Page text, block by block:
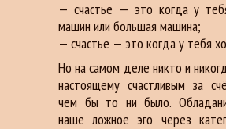
— счастье — это когда у
машин или большая машина;
— счастье — это когда у тебя
Но на самом деле никто и
настоящему счастливым за
чем бы то ни было.
наше ложное эго через